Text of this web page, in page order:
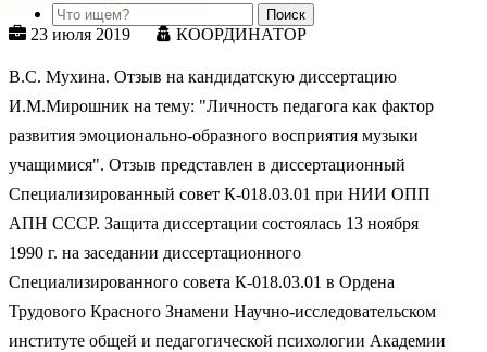
23 июля 2019 КООРДИНАТОР
В.С. Мухина. Отзыв на кандидатскую диссертацию
И.М.Мирошник на тему: "Личность педагога как фактор
развития эмоционально-образного восприятия музыки
учащимися". Отзыв представлен в диссертационный
Специализированный совет К-018.03.01 при НИИ ОПП
АПН СССР. Защита диссертации состоялась 13 ноября
1990 г. на заседании диссертационного
Специализированного совета К-018.03.01 в Ордена
Трудового Красного Знамени Научно-исследовательском
институте общей и педагогической психологии Академии